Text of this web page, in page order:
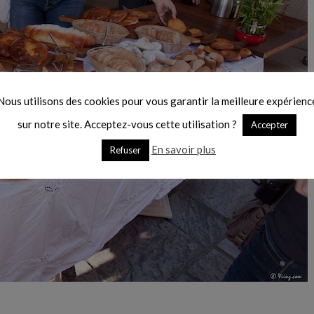
utilisons des cookies pour vous garantir la meilleure
sur notre site. Acceptez-vous cette utilisation ?
Accepter
Refuser En savoir plus